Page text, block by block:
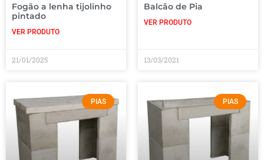
Fogão a lenha tijolinho
pintado
VER PRODUTO
21/01/2025
Balcão de Pia
VER PRODUTO
13/03/2021
PIAS PIAS